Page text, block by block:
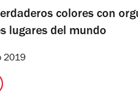
colores con
lugares del mundo
2019